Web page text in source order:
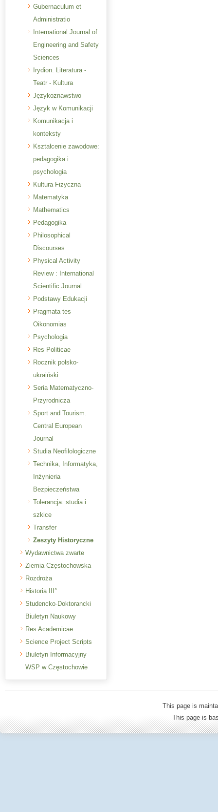
Gubernaculum et
Administratio
International Journal of
Engineering and Safety
Sciences
Irydion. Literatura -
Teatr - Kultura
Językoznawstwo
Język w Komunikacji
Komunikacja i
konteksty
Kształcenie zawodowe:
pedagogika i
psychologia
Kultura Fizyczna
Matematyka
Mathematics
Pedagogika
Philosophical
Discourses
Physical Activity
Review : International
Scientific Journal
Podstawy Edukacji
Pragmata tes
Oikonomias
Psychologia
Res Politicae
Rocznik polsko-
ukraiński
Seria Matematyczno-
Przyrodnicza
Sport and Tourism.
Central European
Journal
Studia Neofilologiczne
Technika, Informatyka,
Inżynieria
Bezpieczeństwa
Tolerancja: studia i
szkice
Transfer
Zeszyty Historyczne
Wydawnictwa zwarte
Ziemia Częstochowska
Rozdroża
Historia III°
Studencko-Doktorancki
Biuletyn Naukowy
Res Academicae
Science Project Scripts
Biuletyn Informacyjny
WSP w Częstochowie
This page is
This page is